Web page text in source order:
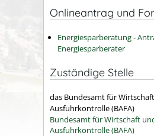
Onlineantrag und
Energiesparberatung -
Energiesparberater
Zuständige Stelle
das Bundesamt für
Ausfuhrkontrolle (BAFA)
Bundesamt für Wirtschaft
Ausfuhrkontrolle (BAFA)